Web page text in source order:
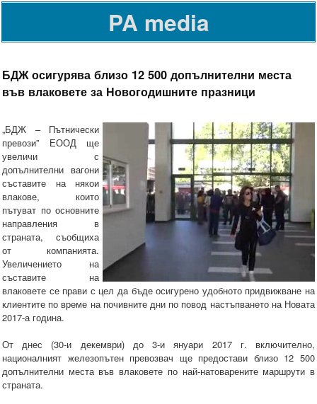
PA media
БДЖ осигурява близо 12 500 допълнителни места
във влаковете за Новогодишните празници
„БДЖ – Пътнически
превози” ЕООД ще
увеличи с
допълнителни вагони
съставите на някои
влакове, които
пътуват по основните
направления в
страната, съобщиха
от компанията.
Увеличението на
съставите на
влаковете се прави с цел да бъде осигурено удобното придвижване на
клиентите по време на почивните дни по повод настъпването на Новата
2017-а година.
От днес (30-и декември) до 3-и януари 2017 г. включително,
националният железопътен превозвач ще предостави близо 12 500
допълнителни места във влаковете по най-натоварените маршрути в
страната.